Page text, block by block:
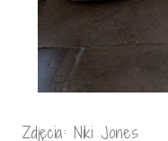
Zdjęcia: Niki Jones